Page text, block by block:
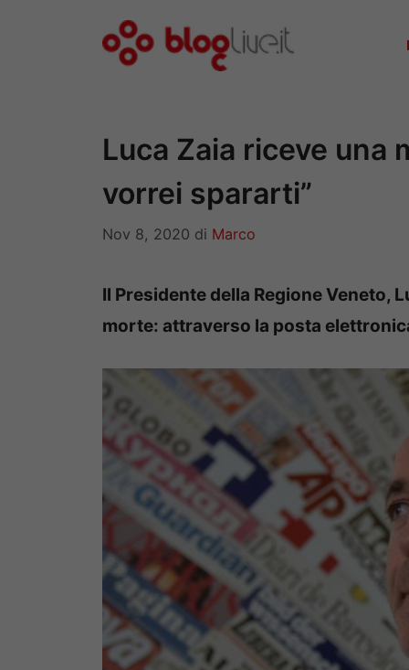
Luca Zaia riceve una
vorrei spararti”
Nov 8, 2020 di Marco
Il Presidente della Regione Veneto,
morte: attraverso la posta